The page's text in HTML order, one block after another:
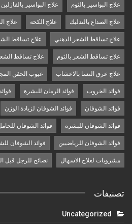
علاج البواسير بالثوم علاج البواسير بالفازلين
علاج الصداع بالتدليك علاج الكحة علاج
علاج تساقط الشعر الدهني علاج تساقط
علاج تساقط الشعر بالثوم علاج تساقط
علاج عرق النسا بالاعشاب عيوب الحقن
فوائد الخروب فوائد الرمان للبشرة
فوائد الشوفان فوائد الشوفان لزيادة الوزن
فوائد الشوفان للبشرة فوائد الشوفان
فوائد الشوفان للرياضيين فوائد الشوفان
مشروبات لعلاج الاسهال نصائح للرجل قبل
تصنيفات
Uncategorized